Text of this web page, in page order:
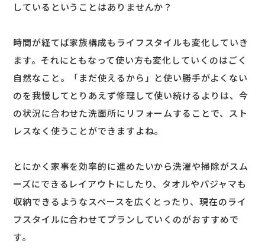
しているということはありませんか？
時間が経てば家族構成もライフスタイルも変化していき
ます。それにともなって使い方も変化していくのはごく
自然なこと。「まだ使えるから」と使い勝手がよくない
のを我慢してとりあえず修理して使い続けるよりは、今
の状況に合わせた洗面所にリフォームすることで、スト
レスなく使うことができますよね。
とにかく家事を効率的に進めたいから洗濯や掃除がスム
ーズにできるレイアウトにしたり、タオルやパジャマも
収納できるようなスペースを広くとったり、現在のライ
フスタイルに合わせてプランしていくのがおすすめで
す。